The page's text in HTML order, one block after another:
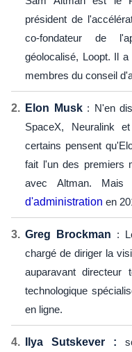
président de
co-fondateur de
géolocalisé, Loopt. Il
membres du conseil
Elon Musk: N'en dis
SpaceX, Neuralink
certains pensent
fait l'un des premiers
avec Altman.
d'administration en
Greg Brockman :
chargé de diriger la
auparavant directeur
technologique
en ligne.
Ilya Sutskever :